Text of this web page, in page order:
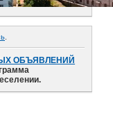
ОБЪЯВЛЕНИЙ